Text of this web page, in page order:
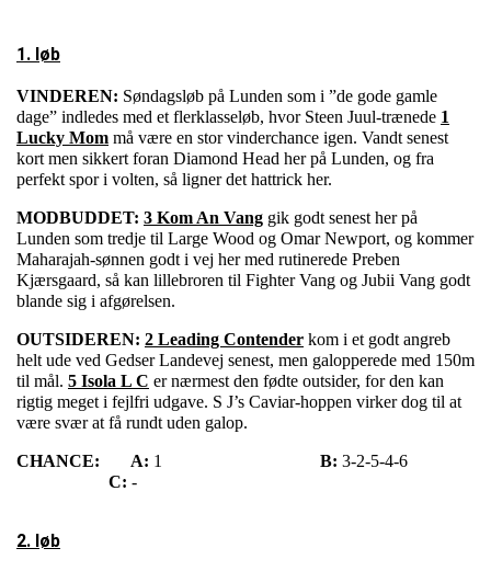
1. løb
VINDEREN: Søndagsløb på Lunden som i ”de gode gamle
dage” indledes med et flerklasseløb, hvor Steen Juul-trænede 1
Lucky Mom må være en stor vinderchance igen. Vandt senest
kort men sikkert foran Diamond Head her på Lunden, og fra
perfekt spor i volten, så ligner det hattrick her.
MODBUDDET: 3 Kom An Vang gik godt senest her på
Lunden som tredje til Large Wood og Omar Newport, og kommer
Maharajah-sønnen godt i vej her med rutinerede Preben
Kjærsgaard, så kan lillebroren til Fighter Vang og Jubii Vang godt
blande sig i afgørelsen.
OUTSIDEREN: 2 Leading Contender kom i et godt angreb
helt ude ved Gedser Landevej senest, men galopperede med 150m
til mål. 5 Isola L C er nærmest den fødte outsider, for den kan
rigtig meget i fejlfri udgave. S J’s Caviar-hoppen virker dog til at
være svær at få rundt uden galop.
CHANCE: A: 1 B: 3-2-5-4-6
C: -
2. løb